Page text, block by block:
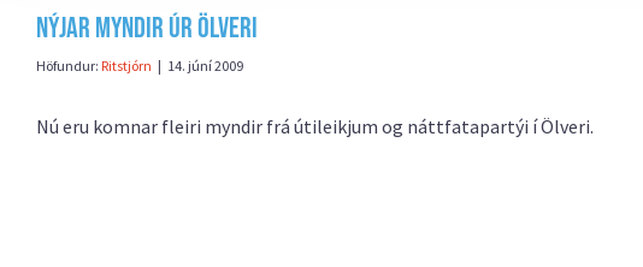
Nýjar myndir úr Ölveri
Höfundur: Ritstjórn | 14. júní 2009
Nú eru komnar fleiri myndir frá útileikjum og náttfatapartýi í Ölveri.